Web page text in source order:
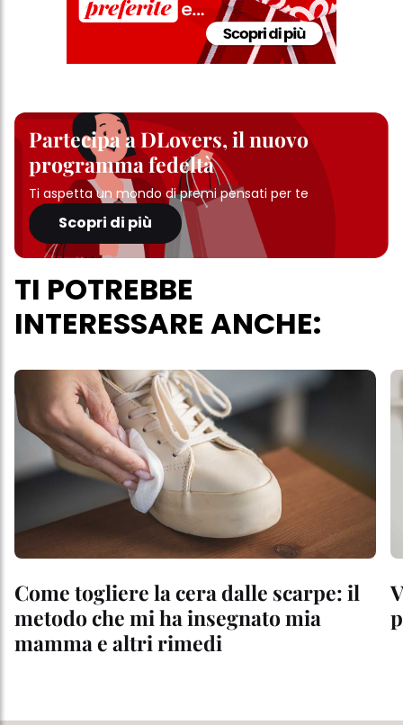
Partecipa a DLovers, il nuovo
programma fedeltà
Ti aspetta un mondo di premi pensati per te
Scopri di più
TI POTREBBE
INTERESSARE ANCHE:
Come togliere la cera dalle scarpe: il
metodo che mi ha insegnato mia
mamma e altri rimedi